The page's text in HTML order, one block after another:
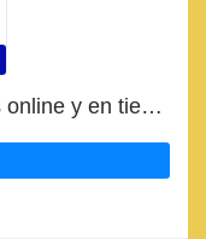
29% de descuento en compras online y en tienda